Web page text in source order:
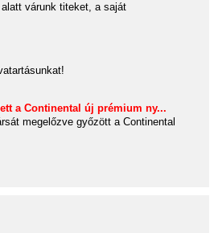
várunk titeket, a saját
a Continental új prémium ny...
megelőzve győzött a Continental